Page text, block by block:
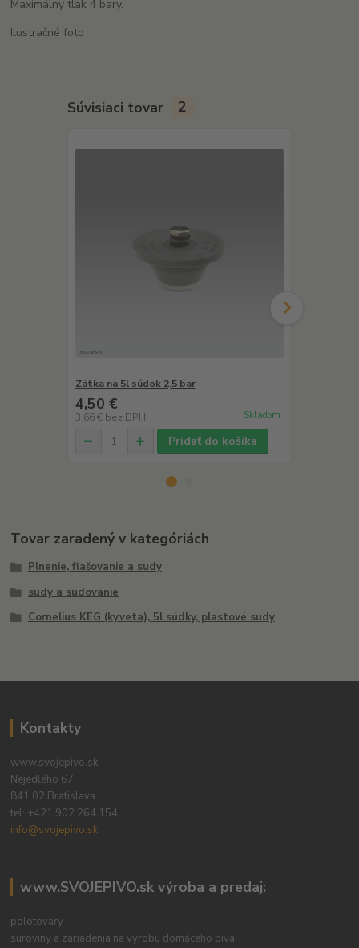
Maximálny tlak 4 bary.
Ilustračné foto
Súvisiaci tovar 2
Zátka na 5l súdok 2,5 bar
4,50 €
3,66 € bez DPH Skladom
Pridať do košíka
Tovar zaradený v kategóriách
Plnenie, fľašovanie a sudy
sudy a sudovanie
Cornelius KEG (kyveta), 5l súdky, plastové sudy
Kontakty
www.svojepivo.sk
Nejedlého 67
841 02 Bratislava
tel: +421 902 264 154
info@svojepivo.sk
www.SVOJEPIVO.sk výroba a predaj:
polotovary
suroviny a zariadenia na výrobu domáceho piva